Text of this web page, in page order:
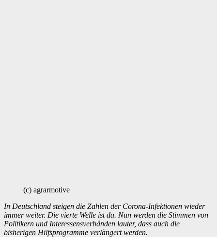
(c) agrarmotive
In Deutschland steigen die Zahlen der Corona-Infektionen wieder
immer weiter. Die vierte Welle ist da. Nun werden die Stimmen von
Politikern und Interessensverbänden lauter, dass auch die
bisherigen Hilfsprogramme verlängert werden.